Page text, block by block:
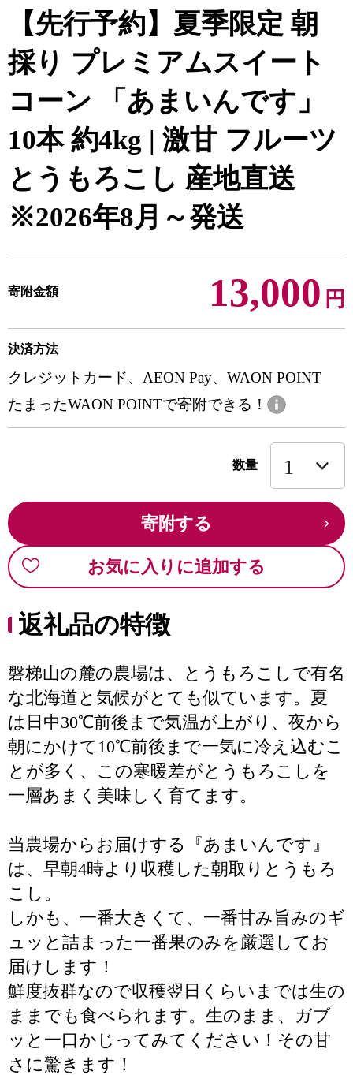
【先行予約】夏季限定 朝
採り プレミアムスイート
コーン 「あまいんです」
10本 約4kg | 激甘 フルーツ
とうもろこし 産地直送
※2026年8月～発送
寄附金額 13,000 円
決済方法
クレジットカード、AEON Pay、WAON POINT
たまったWAON POINTで寄附できる！
数量
寄附する
お気に入りに追加する
返礼品の特徴
磐梯山の麓の農場は、とうもろこしで有名
な北海道と気候がとても似ています。夏
は日中30℃前後まで気温が上がり、夜から
朝にかけて10℃前後まで一気に冷え込むこ
とが多く、この寒暖差がとうもろこしを
一層あまく美味しく育てます。
当農場からお届けする『あまいんです』
は、早朝4時より収穫した朝取りとうもろ
こし。
しかも、一番大きくて、一番甘み旨みのギ
ュッと詰まった一番果のみを厳選してお
届けします！
鮮度抜群なので収穫翌日くらいまでは生の
ままでも食べられます。生のまま、ガブ
ッと一口かじってみてください！その甘
さに驚きます！